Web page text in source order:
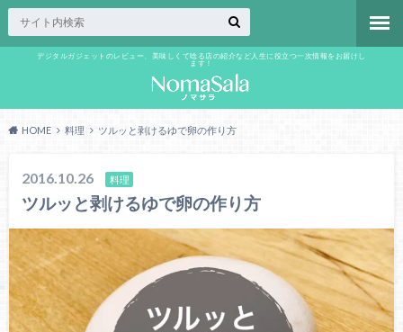
デジタルガジェットのレビュー、美味しくて唸る店の紹介など人生に役立つ一次情報をお届けし
ます！
HOME 料理 ツルッと剥けるゆで卵の作り方
2016.10.26 料理
ツルッと剥けるゆで卵の作り方